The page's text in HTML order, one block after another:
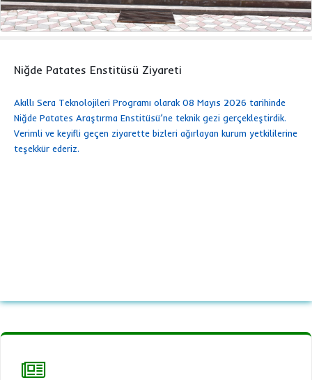
Niğde Patates Enstitüsü Ziyareti
Akıllı Sera Teknolojileri Programı olarak 08 Mayıs 2026 tarihinde
Niğde Patates Araştırma Enstitüsü’ne teknik gezi gerçekleştirdik.
Verimli ve keyifli geçen ziyarette bizleri ağırlayan kurum yetkililerine
teşekkür ederiz.